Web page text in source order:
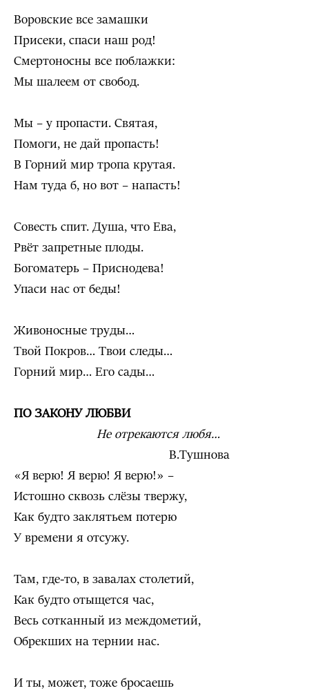
Воровские все замашки
Присеки, спаси наш род!
Смертоносны все поблажки:
Мы шалеем от свобод.
Мы – у пропасти. Святая,
Помоги, не дай пропасть!
В Горний мир тропа крутая.
Нам туда б, но вот – напасть!
Совесть спит. Душа, что Ева,
Рвёт запретные плоды.
Богоматерь – Приснодева!
Упаси нас от беды!
Живоносные труды…
Твой Покров… Твои следы…
Горний мир… Его сады…
ПО ЗАКОНУ ЛЮБВИ
Не отрекаются любя…
В.Тушнова
«Я верю! Я верю! Я верю!» –
Истошно сквозь слёзы твержу,
Как будто заклятьем потерю
У времени я отсужу.
Там, где-то, в завалах столетий,
Как будто отыщется час,
Весь сотканный из междометий,
Обрекших на тернии нас.
И ты, может, тоже бросаешь